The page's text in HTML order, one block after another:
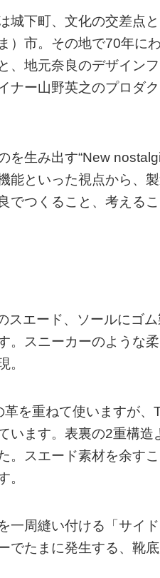
城下町、文化の交差点
）市。その地で70年に
、地元奈良のデザイン
ナー山野英之のプロダ
を生み出す“New
能といった視点から、
でつくること、考える
スエード、ソールにゴ
。スニーカーのような
。
を重ねて使いますが
います。表裏の2重構
。スエード素材を余す
。
一周縫い付ける「サイ
でたまに発生する、靴